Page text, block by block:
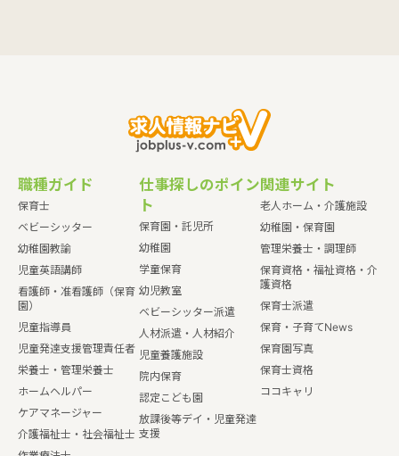
職種ガイド
保育士
ベビーシッター
幼稚園教諭
児童英語講師
看護師・准看護師（保育
園）
児童指導員
児童発達支援管理責任者
栄養士・管理栄養士
ホームヘルパー
ケアマネージャー
介護福祉士・社会福祉士
仕事探しのポイン
ト
保育園・託児所
幼稚園
学童保育
幼児教室
ベビーシッター派遣
人材派遣・人材紹介
児童養護施設
院内保育
認定こども園
放課後等デイ・児童発達
支援
関連サイト
老人ホーム・介護施設
幼稚園・保育園
管理栄養士・調理師
保育資格・福祉資格・介
護資格
保育士派遣
保育・子育てNews
保育園写真
保育士資格
ココキャリ